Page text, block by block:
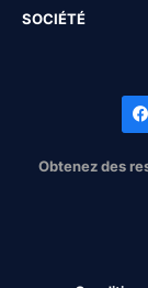
SOCIÉTÉ
Obtenez des